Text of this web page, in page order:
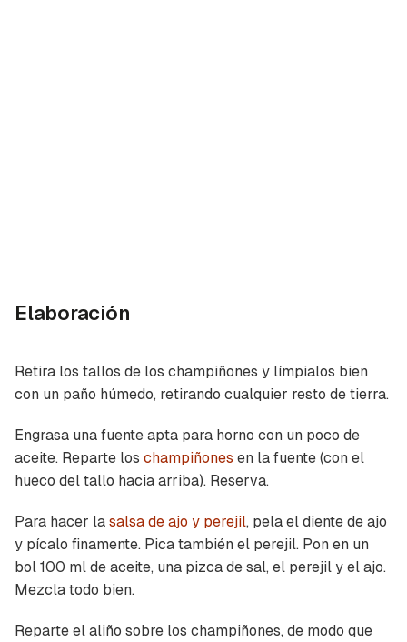
Elaboración
Retira los tallos de los champiñones y límpialos bien
con un paño húmedo, retirando cualquier resto de tierra.
Engrasa una fuente apta para horno con un poco de
aceite. Reparte los champiñones en la fuente (con el
hueco del tallo hacia arriba). Reserva.
Para hacer lasalsa de ajo y perejil, pela el diente de ajo
y pícalo finamente. Pica también el perejil. Pon en un
bol 100 ml de aceite, una pizca de sal, el perejil y el ajo.
Mezcla todo bien.
Reparte el aliño sobre los champiñones, de modo que